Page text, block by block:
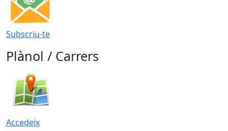
Subscriu-te
Plànol / Carrers
Accedeix